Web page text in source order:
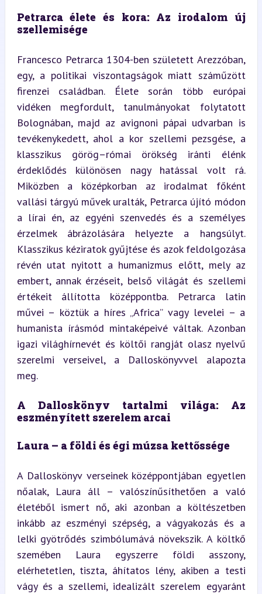
Petrarca élete és kora: Az irodalom új
szellemisége
Francesco Petrarca 1304-ben született Arezzóban,
egy, a politikai viszontagságok miatt száműzött
firenzei családban. Élete során több európai
vidéken megfordult, tanulmányokat folytatott
Bolognában, majd az avignoni pápai udvarban is
tevékenykedett, ahol a kor szellemi pezsgése, a
klasszikus görög–római örökség iránti élénk
érdeklődés különösen nagy hatással volt rá.
Miközben a középkorban az irodalmat főként
vallási tárgyú művek uralták, Petrarca újító módon
a lírai én, az egyéni szenvedés és a személyes
érzelmek ábrázolására helyezte a hangsúlyt.
Klasszikus kéziratok gyűjtése és azok feldolgozása
révén utat nyitott a humanizmus előtt, mely az
embert, annak érzéseit, belső világát és szellemi
értékeit állította középpontba. Petrarca latin
művei – köztük a híres „Africa” vagy levelei – a
humanista írásmód mintaképeivé váltak. Azonban
igazi világhírnevét és költői rangját olasz nyelvű
szerelmi verseivel, a Dalloskönyvvel alapozta
meg.
A Dalloskönyv tartalmi világa: Az
eszményített szerelem arcai
Laura – a földi és égi múzsa kettőssége
A Dalloskönyv verseinek középpontjában egyetlen
nőalak, Laura áll – valószínűsíthetően a való
életéből ismert nő, aki azonban a költészetben
inkább az eszményi szépség, a vágyakozás és a
lelki gyötrődés szimbólumává növekszik. A költkő
szemében Laura egyszerre földi asszony,
elérhetetlen, tiszta, áhítatos lény, akiben a testi
vágy és a szellemi, idealizált szerelem egyaránt